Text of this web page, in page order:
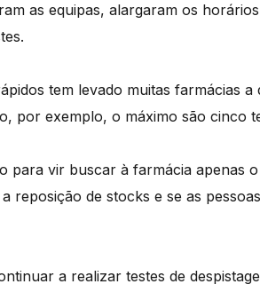
as equipas, alargaram os
tem levado muitas farmácias
por exemplo, o máximo são cinco
para vir buscar à farmácia apenas
reposição de stocks e se as
a realizar testes de